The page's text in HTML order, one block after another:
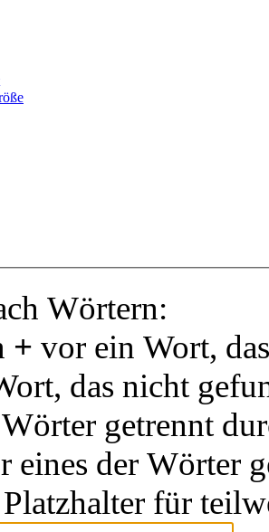
Wörtern:
+ vor ein Wort,
das nicht
getrennt
eines der Wörter
für